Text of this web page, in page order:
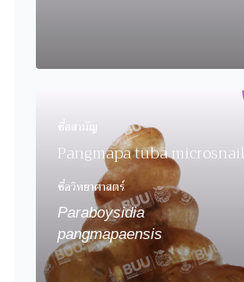
ชื่อสามัญ
Pangmapa tuba microsnail
ชื่อวิทยาศาสตร์
Paraboysidia
pangmapaensis